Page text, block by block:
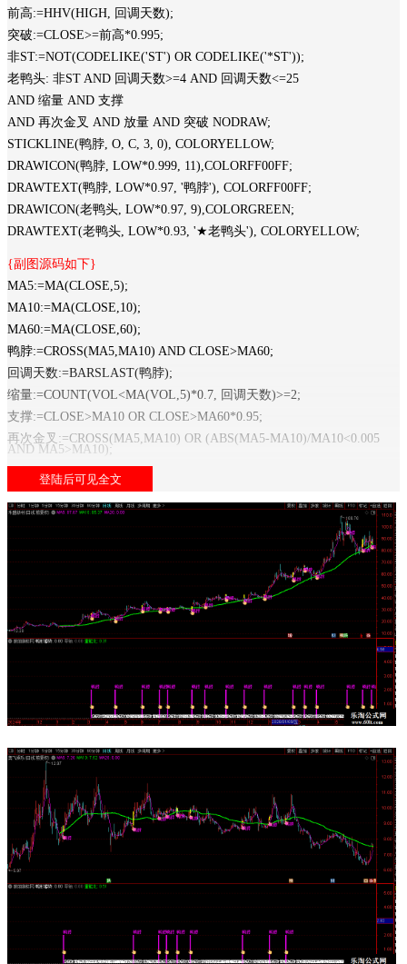
前高:=HHV(HIGH, 回调天数);
突破:=CLOSE>=前高*0.995;
非ST:=NOT(CODELIKE('ST') OR CODELIKE('*ST'));
老鸭头: 非ST AND 回调天数>=4 AND 回调天数<=25
AND 缩量 AND 支撑
AND 再次金叉 AND 放量 AND 突破 NODRAW;
STICKLINE(鸭脖, O, C, 3, 0), COLORYELLOW;
DRAWICON(鸭脖, LOW*0.999, 11),COLORFF00FF;
DRAWTEXT(鸭脖, LOW*0.97, '鸭脖'), COLORFF00FF;
DRAWICON(老鸭头, LOW*0.97, 9),COLORGREEN;
DRAWTEXT(老鸭头, LOW*0.93, '★老鸭头'), COLORYELLOW;
{副图源码如下}
MA5:=MA(CLOSE,5);
MA10:=MA(CLOSE,10);
MA60:=MA(CLOSE,60);
鸭脖:=CROSS(MA5,MA10) AND CLOSE>MA60;
回调天数:=BARSLAST(鸭脖);
缩量:=COUNT(VOL<MA(VOL,5)*0.7, 回调天数)>=2;
支撑:=CLOSE>MA10 OR CLOSE>MA60*0.95;
再次金叉:=CROSS(MA5,MA10) OR (ABS(MA5-MA10)/MA10<0.005
AND MA5>MA10);
放量:=VOL>MA(VOL,5)*1.2;
前高:=HHV(HIGH, 回调天数);
突破:=CLOSE>=前高;
非ST:=NOT(CODELIKE('ST') OR CODELIKE('*ST'));
AND 再次金叉 AND 放量 AND 突破;
零轴:0,COLORGRAY,DOTLINE;
STICKLINE(鸭脖, 0, 2, 3, 0), COLORFF00FF;
DRAWTEXT(鸭脖, 2.2, '鸭脖'), COLORFF00FF;
STICKLINE(鸭形蓄势, 0, 5, 3, 0), COLORYELLOW;
DRAWTEXT(鸭形蓄势, 5.2, '★蓄势'), COLORYELLOW;
量能比:VOL/MA(VOL,5),COLORGREEN,NODRAW;
DRAWICON(鸭脖, 1, 11);
DRAWICON(鸭形蓄势, 4, 9);
{选股源码如下}
MA5:=MA(CLOSE,5);
MA10:=MA(CLOSE,10);
MA60:=MA(CLOSE,60);
A1:=CROSS(MA5,MA10);
A2:=CLOSE>MA60;